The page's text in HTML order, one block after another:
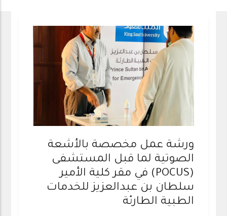
ورشة عمل مخصصة بالأشعة
الصوتية لما قبل المستشفى
(POCUS) في مقر كلية الأمير
سلطان بن عبدالعزيز للخدمات
الطبية الطارئة